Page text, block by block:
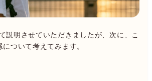
説明させていただきましたが、次に、こ
ついて考えてみます。